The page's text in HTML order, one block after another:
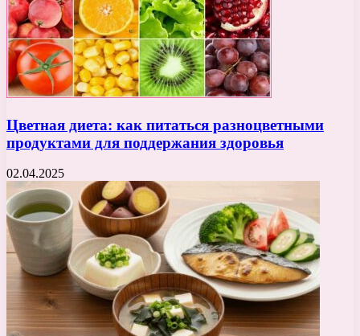
Цветная диета: как питаться разноцветными
продуктами для поддержания здоровья
02.04.2025